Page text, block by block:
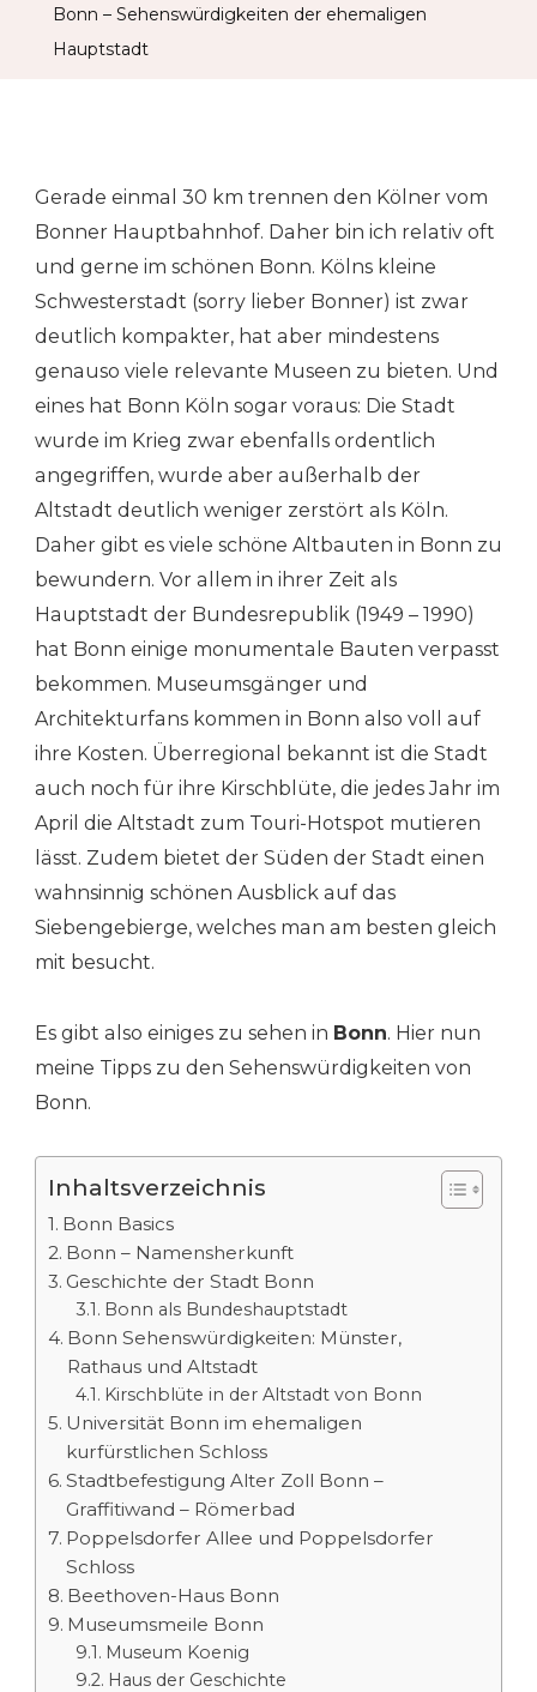
Bonn – Sehenswürdigkeiten der ehemaligen
Hauptstadt
Gerade einmal 30 km trennen den Kölner vom
Bonner Hauptbahnhof. Daher bin ich relativ oft
und gerne im schönen Bonn. Kölns kleine
Schwesterstadt (sorry lieber Bonner) ist zwar
deutlich kompakter, hat aber mindestens
genauso viele relevante Museen zu bieten. Und
eines hat Bonn Köln sogar voraus: Die Stadt
wurde im Krieg zwar ebenfalls ordentlich
angegriffen, wurde aber außerhalb der
Altstadt deutlich weniger zerstört als Köln.
Daher gibt es viele schöne Altbauten in Bonn zu
bewundern. Vor allem in ihrer Zeit als
Hauptstadt der Bundesrepublik (1949 – 1990)
hat Bonn einige monumentale Bauten verpasst
bekommen. Museumsgänger und
Architekturfans kommen in Bonn also voll auf
ihre Kosten. Überregional bekannt ist die Stadt
auch noch für ihre Kirschblüte, die jedes Jahr im
April die Altstadt zum Touri-Hotspot mutieren
lässt. Zudem bietet der Süden der Stadt einen
wahnsinnig schönen Ausblick auf das
Siebengebierge, welches man am besten gleich
mit besucht.
Es gibt also einiges zu sehen in Bonn. Hier nun
meine Tipps zu den Sehenswürdigkeiten von
Bonn.
Inhaltsverzeichnis
Bonn Basics
Bonn – Namensherkunft
Geschichte der Stadt Bonn
Bonn als Bundeshauptstadt
Bonn Sehenswürdigkeiten: Münster,
Rathaus und Altstadt
Kirschblüte in der Altstadt von Bonn
Universität Bonn im ehemaligen
kurfürstlichen Schloss
Stadtbefestigung Alter Zoll Bonn –
Graffitiwand – Römerbad
Poppelsdorfer Allee und Poppelsdorfer
Schloss
Beethoven-Haus Bonn
Museumsmeile Bonn
Museum Koenig
Haus der Geschichte